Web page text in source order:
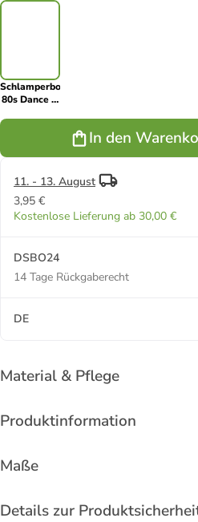
Schlamperbox
80s Dance in
In den
11. - 13. August
3,95 €
Kostenlose Lieferung ab 30,00 €
DSBO24
14 Tage Rückgaberecht
DE
Material & Pflege
Produktinformation
Maße
Details zur